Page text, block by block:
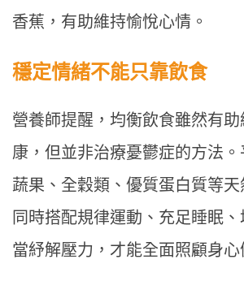
香蕉，有助維持愉悅心情。
穩定情緒不能只靠飲食
營養師提醒，均衡飲食雖然有
康，但並非治療憂鬱症的方法
蔬果、全穀類、優質蛋白質等天
同時搭配規律運動、充足睡眠
當紓解壓力，才能全面照顧身心